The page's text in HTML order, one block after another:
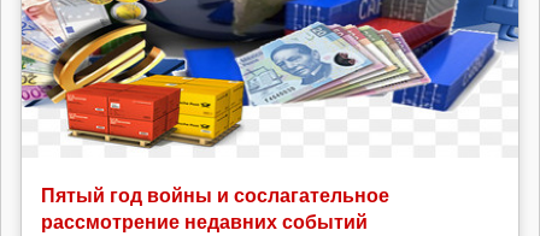
Пятый год войны и сослагательное
рассмотрение недавних событий